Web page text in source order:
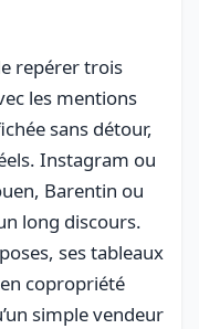
repérer trois
les mentions
sans détour,
Instagram ou
Barentin ou
long discours.
ses tableaux
copropriété
simple vendeur